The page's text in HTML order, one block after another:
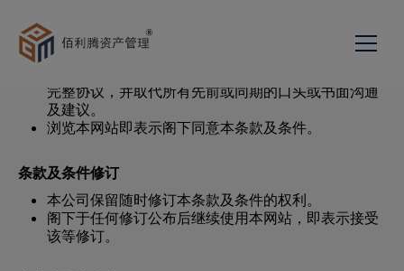
关于我们
发展历程
我们的团队
使命宣言与理念
服务项目
投资组合管理
私募股权与企业顾问
新闻与活动
联络我们
完整协议
完整协议，并取代所有先前或同期的口头或书面沟通
及建议。
浏览本网站即表示阁下同意本条款及条件。
条款及条件修订
本公司保留随时修订本条款及条件的权利。
阁下于任何修订公布后继续使用本网站，即表示接受
该等修订。